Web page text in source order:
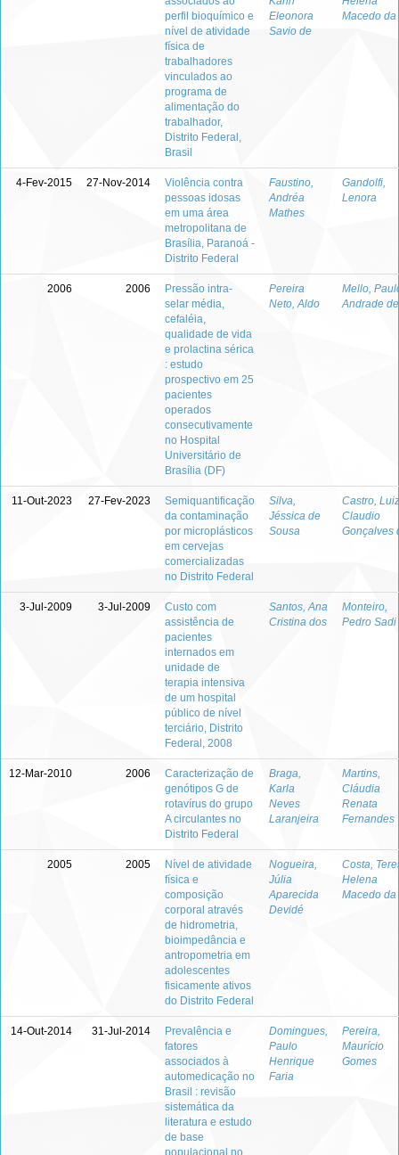
perfil bioquímico e
nível de atividade
física de
trabalhadores
vinculados ao
programa de
alimentação do
trabalhador,
Distrito Federal,
Brasil
Eleonora
Savio de
Macedo da
4-Fev-2015 27-Nov-2014
Violência contra
pessoas idosas
em uma área
metropolitana de
Brasília, Paranoá -
Distrito Federal
Faustino,
Andréa
Mathes
Gandolfi,
Lenora
2006 2006
Pressão intra-
selar média,
cefaléia,
qualidade de vida
e prolactina sérica
: estudo
prospectivo em 25
pacientes
operados
consecutivamente
no Hospital
Universitário de
Brasília (DF)
Pereira
Neto, Aldo
Mello,
Andrade de
11-Out-2023 27-Fev-2023
Semiquantificação
da contaminação
por microplásticos
em cervejas
comercializadas
no Distrito Federal
Silva,
Jéssica de
Sousa
Castro, Luiz
Claudio
Gonçalves
3-Jul-2009 3-Jul-2009
Custo com
assistência de
pacientes
internados em
unidade de
terapia intensiva
de um hospital
público de nível
terciário, Distrito
Federal, 2008
Santos, Ana
Cristina dos
Monteiro,
Pedro Sadi
12-Mar-2010 2006
Caracterização de
genótipos G de
rotavírus do grupo
A circulantes no
Distrito Federal
Braga,
Karla
Neves
Laranjeira
Martins,
Cláudia
Renata
Fernandes
2005 2005
Nível de atividade
física e
composição
corporal através
de hidrometria,
bioimpedância e
antropometria em
adolescentes
fisicamente ativos
do Distrito Federal
Nogueira,
Júlia
Aparecida
Devidé
Costa,
Helena
Macedo da
14-Out-2014 31-Jul-2014
Prevalência e
fatores
associados à
automedicação no
Brasil : revisão
sistemática da
literatura e estudo
de base
populacional no
Domingues,
Paulo
Henrique
Faria
Pereira,
Maurício
Gomes